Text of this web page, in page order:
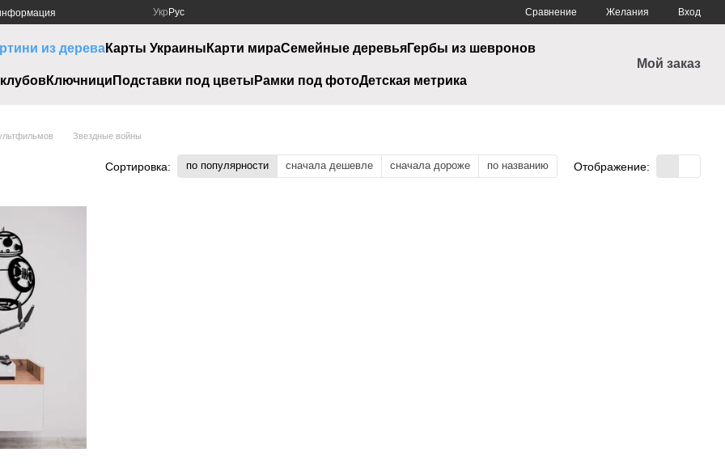
Укр Рус Сравнение Желания Вход
из дереваКарты Украины Карти мираСемейные деревьяГербы из шевронов
Ключници Подставки под цветы Рамки под фотоДетская метрика
Мой заказ
Звездные войны
Сортировка: по популярности сначала дешевле сначала дороже по названию Отображение: